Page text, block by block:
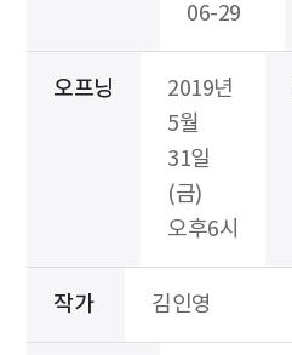
06-29
오프닝
2019년
5월
31일
(금)
오후6시
작가 김인영